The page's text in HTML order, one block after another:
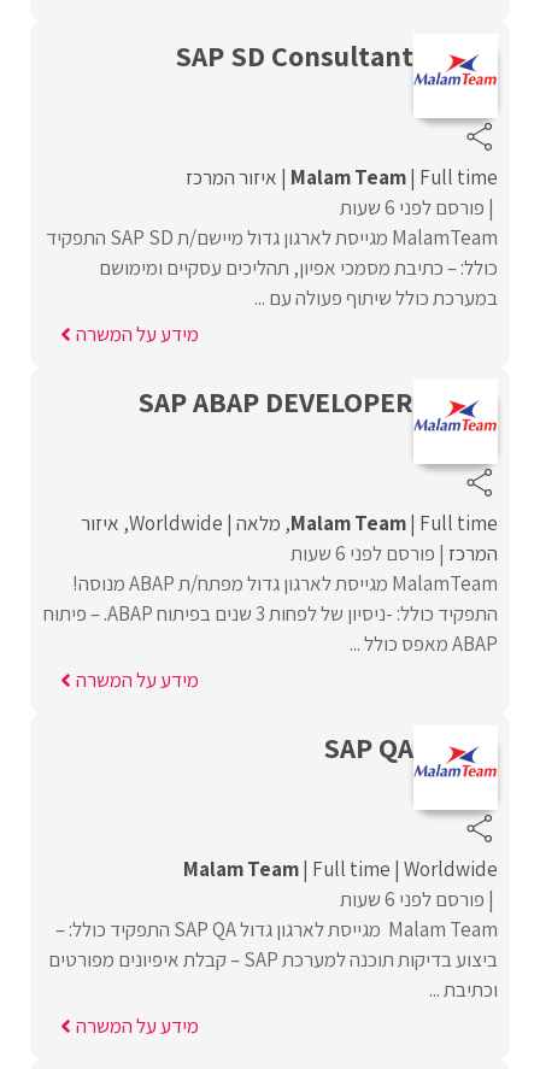
SAP SD Consultant
Malam Team Full time
איזור המרכז
פורסם לפני 6 שעות
MalamTeam מגייסת לארגון גדול מיישם/ת SAP SD התפקיד
כולל: – כתיבת מסמכי אפיון, תהליכים עסקיים ומימושם
במערכת כולל שיתוף פעולה עם ...
מידע על המשרה
SAP ABAP DEVELOPER
Malam Team Full time מלאה Worldwide איזור
המרכז פורסם לפני 6 שעות
MalamTeam מגייסת לארגון גדול מפתח/ת ABAP מנוסה!
התפקיד כולל: -ניסיון של לפחות 3 שנים בפיתוח ABAP. – פיתוח
ABAP מאפס כולל ...
מידע על המשרה
SAP QA
Malam Team Full time Worldwide
פורסם לפני 6 שעות
Malam Team מגייסת לארגון גדול SAP QA התפקיד כולל: –
ביצוע בדיקות תוכנה למערכת SAP – קבלת איפיונים מפורטים
וכתיבת ...
מידע על המשרה